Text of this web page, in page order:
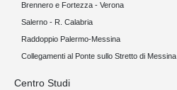
Brennero e Fortezza - Verona
Salerno - R. Calabria
Raddoppio Palermo-Messina
Collegamenti al Ponte sullo Stretto di Messina
Centro Studi